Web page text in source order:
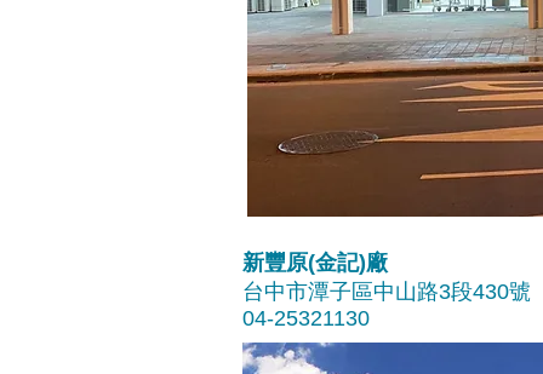
新豐原(金記)廠
台中市潭子區中山路3段430號
04-25321130